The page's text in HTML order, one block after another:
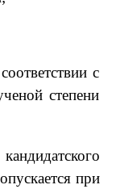
с
степени
при